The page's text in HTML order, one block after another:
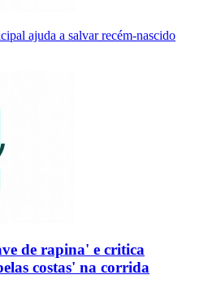
ajuda a salvar recém-nascido
de rapina' e critica
costas' na corrida